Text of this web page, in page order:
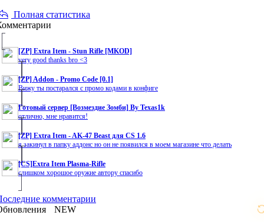
Полная статистика
[ZP] Extra Item - Stun Rifle [MKOD]
very good thanks bro <3
[ZP] Addon - Promo Code [0.1]
Вижу ты постарался с промо кодами в конфиге
Готовый сервер [Возмездие Зомби] By Texas1k
отлично, мне нравится!
[ZP] Extra Item - AK-47 Beast для CS 1.6
я закинул в папку аддонс но он не появился в моем магазине что делать
[CS]Extra Item Plasma-Rifle
слишком хорошое оружие автору спасибо
комментарии
NEW